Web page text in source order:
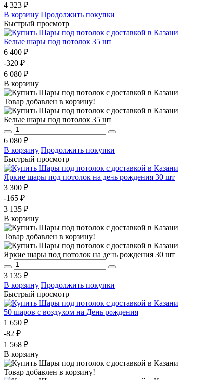
4 323 ₽
В корзину Продолжить покупки
Быстрый просмотр
Белые шары под потолок 35 шт
6 400 ₽
-320 ₽
6 080 ₽
В корзину
Товар добавлен в корзину!
Белые шары под потолок 35 шт
6 080 ₽
В корзину Продолжить покупки
Быстрый просмотр
Яркие шары под потолок на день рождения 30 шт
3 300 ₽
-165 ₽
3 135 ₽
В корзину
Товар добавлен в корзину!
Яркие шары под потолок на день рождения 30 шт
3 135 ₽
В корзину Продолжить покупки
Быстрый просмотр
50 шаров с воздухом на День рождения
1 650 ₽
-82 ₽
1 568 ₽
В корзину
Товар добавлен в корзину!